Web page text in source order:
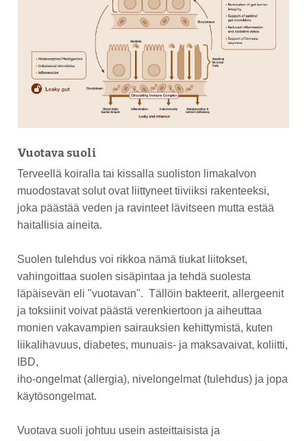
Vuotava suoli
Terveellä koiralla tai kissalla suoliston limakalvon
muodostavat solut ovat liittyneet tiiviiksi rakenteeksi,
joka päästää veden ja ravinteet lävitseen mutta estää
haitallisia aineita.
Suolen tulehdus voi rikkoa nämä tiukat liitokset,
vahingoittaa suolen sisäpintaa ja tehdä suolesta
läpäisevän eli "vuotavan". Tällöin bakteerit, allergeenit
ja toksiinit voivat päästä verenkiertoon ja aiheuttaa
monien vakavampien sairauksien kehittymistä, kuten
liikalihavuus, diabetes, munuais- ja maksavaivat, koliitti,
IBD,
iho-ongelmat (allergia), nivelongelmat (tulehdus) ja jopa
käytösongelmat.
Vuotava suoli johtuu usein asteittaisista ja